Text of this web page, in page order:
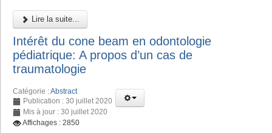
Lire la suite...
Intérêt du cone beam en odontologie
pédiatrique: A propos d’un cas de
traumatologie
Catégorie :Abstract
Publication : 30 juillet 2020
Mis à jour : 30 juillet 2020
Affichages : 2850